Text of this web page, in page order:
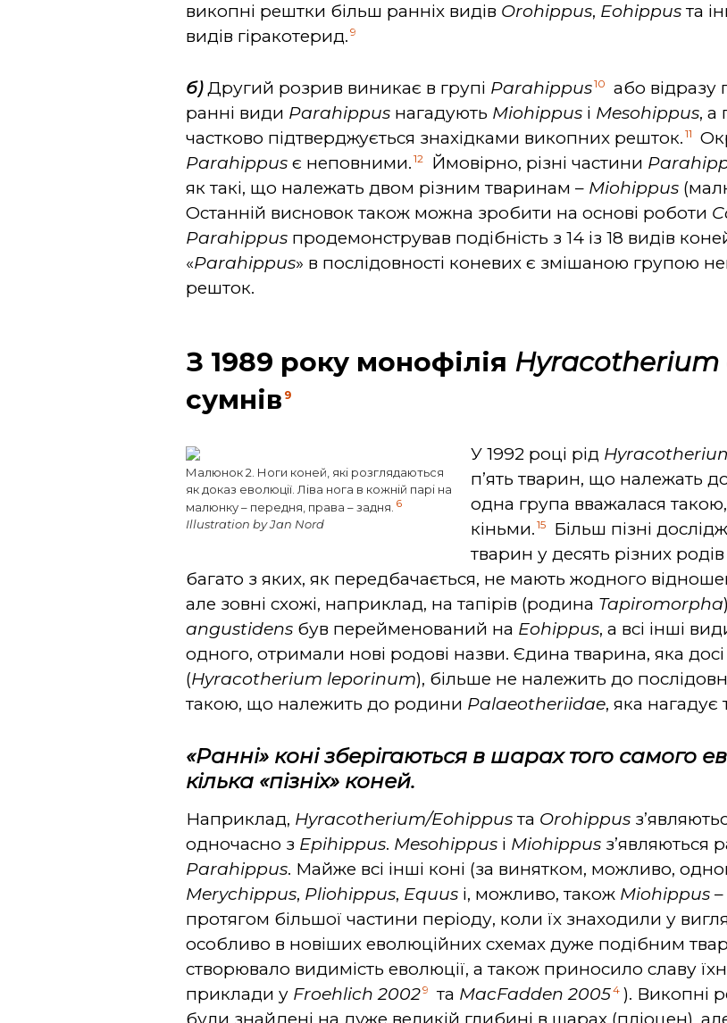
викопні рештки більш ранніх видів Orohippus, Eohippus та
видів гіракотерид. 9
б)Другий розрив виникає в групі Parahippus10
або відразу
ранні види Parahippus нагадують Miohippus і Mesohippus, а
частково підтверджується знахідками викопних решток. 11
Parahippus є неповними. 12 Ймовірно, різні частини
як такі, що належать двом різним тваринам – Miohippus
Останній висновок також можна зробити на основі роботи
Parahippus продемонстрував подібність з 14 із 18 видів
«Parahippus» в послідовності коневих є змішаною групою
решток.
З 1989 року монофілія Hyracotherium
сумнів 9
Малюнок 2. Ноги коней, які розглядаються
як доказ еволюції. Ліва нога в кожній парі на
малюнку – передня, права – задня. 6
Illustration by Jan Nord
У 1992 році рід
п’ять тварин, що належать
одна група вважалася
кіньми. 15
Більш пізні
тварин у десять різних
багато з яких, як передбачається, не мають жодного
але зовні схожі, наприклад, на тапірів (родина Tapiromorpha
angustidens був перейменований на Eohippus, а всі інші
одного, отримали нові родові назви. Єдина тварина, яка
(Hyracotherium leporinum), більше не належить до
такою, що належить до родини Palaeotheriidae, яка нагадує
«Ранні» коні зберігаються в шарах того самого
кілька «пізніх» коней.
Наприклад, Hyracotherium/Eohippus та Orohippus
одночасно з Epihippus. Mesohippus і Miohippus з’являються
Parahippus. Майже всі інші коні (за винятком, можливо,
Merychippus, Pliohippus, Equus і, можливо, також Miohippus
протягом більшої частини періоду, коли їх знаходили у
особливо в новіших еволюційних схемах дуже подібним
створювало видимість еволюції, а також приносило славу
приклади у Froehlich 20029 та MacFadden 20054 ). Викопні
були знайдені на дуже великій глибині в шарах (пліоцен),